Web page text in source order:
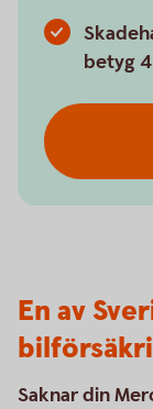
betyg
En av
Saknar din